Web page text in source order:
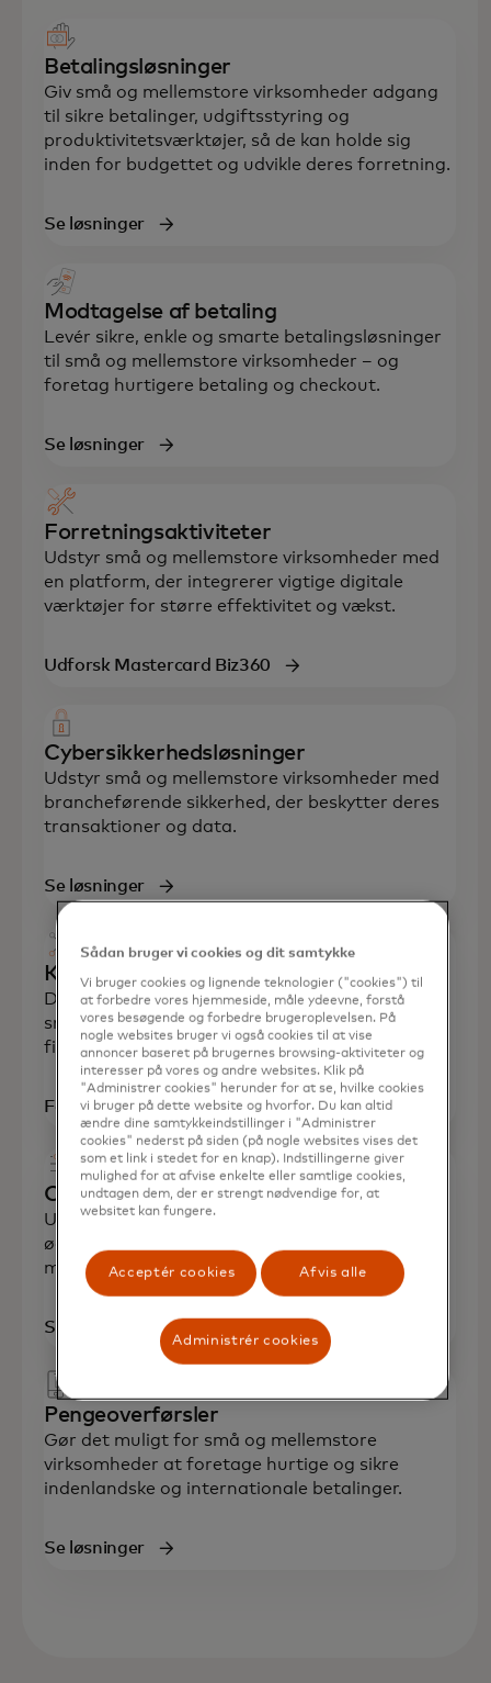
Betalingsløsninger
Giv små og mellemstore virksomheder adgang
til sikre betalinger, udgiftsstyring og
produktivitetsværktøjer, så de kan holde sig
inden for budgettet og udvikle deres forretning.
Se løsninger
Modtagelse af betaling
Levér sikre, enkle og smarte betalingsløsninger
til små og mellemstore virksomheder – og
foretag hurtigere betaling og checkout.
Se løsninger
Forretningsaktiviteter
Udstyr små og mellemstore virksomheder med
en platform, der integrerer vigtige digitale
værktøjer for større effektivitet og vækst.
Udforsk Mastercard Biz360
Cybersikkerhedsløsninger
Udstyr små og mellemstore virksomheder med
brancheførende sikkerhed, der beskytter deres
transaktioner og data.
Se løsninger
Kundetiltrækning
Definér de bedste strategier til at tiltrække nye
små og mellemstore virksomhedskunder til dit
firmakort.
Få mere at vide
Optimering af portefølje
Udnyt databaseret indsigt til at fremme vækst,
øge relevansen og stimulere små og
mellemstore virksomheders forbrug.
Se løsninger
Pengeoverførsler
Gør det muligt for små og mellemstore
virksomheder at foretage hurtige og sikre
indenlandske og internationale betalinger.
Se løsninger
Sådan bruger vi cookies og dit samtykke
Vi bruger cookies og lignende teknologier ("cookies") til
at forbedre vores hjemmeside, måle ydeevne, forstå
vores besøgende og forbedre brugeroplevelsen. På
nogle websites bruger vi også cookies til at vise
annoncer baseret på brugernes browsing-aktiviteter og
interesser på vores og andre websites. Klik på
"Administrer cookies" herunder for at se, hvilke cookies
vi bruger på dette website og hvorfor. Du kan altid
ændre dine samtykkeindstillinger i "Administrer
cookies" nederst på siden (på nogle websites vises det
som et link i stedet for en knap). Indstillingerne giver
mulighed for at afvise enkelte eller samtlige cookies,
undtagen dem, der er strengt nødvendige for, at
websitet kan fungere.
Acceptér cookies Afvis alle
Administrér cookies